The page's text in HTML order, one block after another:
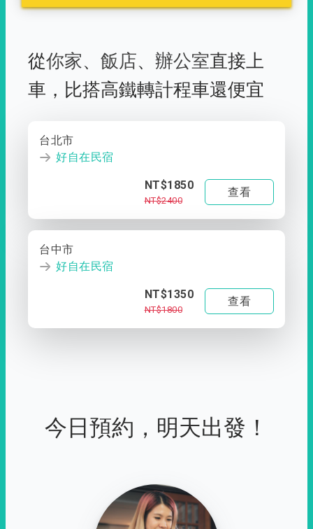
從你家、 飯店、 辦公室直接上
車， 比搭高鐵轉計程車還便宜
台北市
好自在民宿
NT$1850
NT$2400
查看
台中市
好自在民宿
NT$1350
NT$1800
查看
今日預約，明天出發！